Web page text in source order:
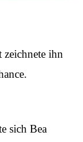
zeichnete ihn
sich Bea